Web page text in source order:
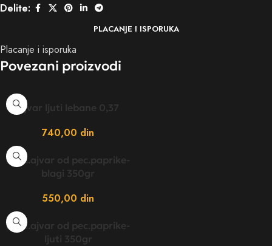
Delite:
PLACANJE I ISPORUKA
Placanje i isporuka
Povezani proizvodi
Ajvar ljuti lebane 0,37
740,00 din
Dom.ajvar od pec.paprike-
blagi 350gr
550,00 din
Dom.ajvar od pec.paprike-
ljuti 350gr